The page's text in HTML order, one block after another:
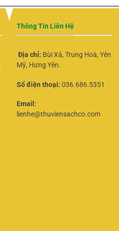
Thông Tin Liên Hệ
Địa chỉ: Bùi Xá, Trung Hoà, Yên
Mỹ, Hưng Yên.
Số điện thoại: 036.686.5351
Email:
lienhe@thuviensachco.com